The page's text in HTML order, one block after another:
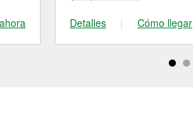
Detalles
| Cómo llegar